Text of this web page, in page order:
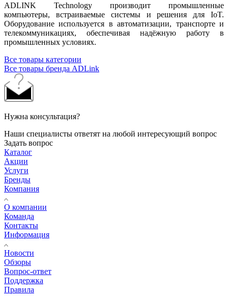
ADLINK Technology производит промышленные
компьютеры, встраиваемые системы и решения для IoT.
Оборудование используется в автоматизации, транспорте и
телекоммуникациях, обеспечивая надёжную работу в
промышленных условиях.
Все товары категории
Все товары бренда ADLink
Нужна консультация?
Наши специалисты ответят на любой интересующий вопрос
Задать вопрос
Каталог
Акции
Услуги
Бренды
Компания
О компании
Команда
Контакты
Информация
Новости
Обзоры
Вопрос-ответ
Поддержка
Правила